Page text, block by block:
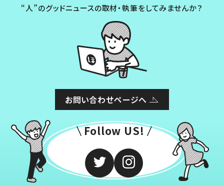
“人”のグッドニュースの取材・執筆をしてみませんか？
お問い合わせページへ
Follow US!